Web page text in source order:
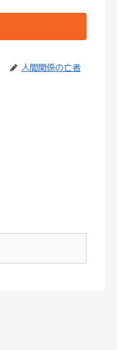
人間関係の亡者